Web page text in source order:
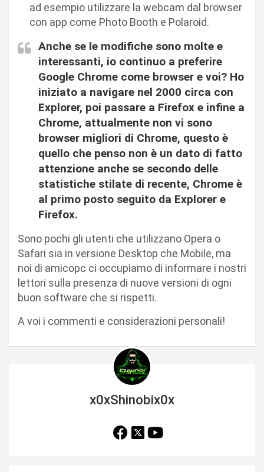
ad esempio utilizzare la webcam dal browser
con app come Photo Booth e Polaroid.
Anche se le modifiche sono molte e
interessanti, io continuo a preferire
Google Chrome come browser e voi? Ho
iniziato a navigare nel 2000 circa con
Explorer, poi passare a Firefox e infine a
Chrome, attualmente non vi sono
browser migliori di Chrome, questo è
quello che penso non è un dato di fatto
attenzione anche se secondo delle
statistiche stilate di recente, Chrome è
al primo posto seguito da Explorer e
Firefox.
Sono pochi gli utenti che utilizzano Opera o
Safari sia in versione Desktop che Mobile, ma
noi di amicopc ci occupiamo di informare i nostri
lettori sulla presenza di nuove versioni di ogni
buon software che si rispetti.
A voi i commenti e considerazioni personali!
x0xShinobix0x